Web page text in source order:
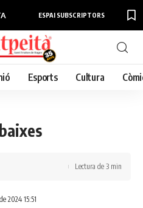
ESPAI SUBSCRIPTORS
Esports Cultura
2024 15:51
Lectura de 3 min